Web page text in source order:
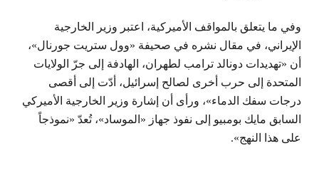
وفي ما يتعلق بالمواقف الأميركية، اعتبر وزير الخارجية
الإيراني، في مقال نشره في صحيفة «وول ستريت جورنال»،
أن «تهديدات دونالد ترامب لطهران، الهادفة إلى جرّ الولايات
المتحدة إلى حرب أخرى لصالح إسرائيل، أدّت إلى أقصى
درجات سفك الدماء»، ورأى أن إشارة وزير الخارجية الأميركي
السابق مايك بومبيو إلى نفوذ جهاز «الموساد»، تُعدّ «نموذجاً
على هذا النهج».